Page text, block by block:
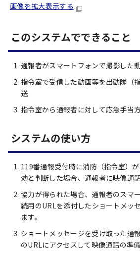
画像を拡大表示する
このシステムでできること
通報者がスマートフォンで撮影した
指令室で受信した動画等を出動隊（
送
指令室から通報者に対して応急手当
システムの使い方
119番通報受付時に消防（指令室）
効と判断した場合、通報者に映像通
協力が得られた場合、通報者のスマ
続用のURLを添付したショートメッ
ます。
ショートメッセージを受け取った通
のURLにアクセスして映像通話の準備